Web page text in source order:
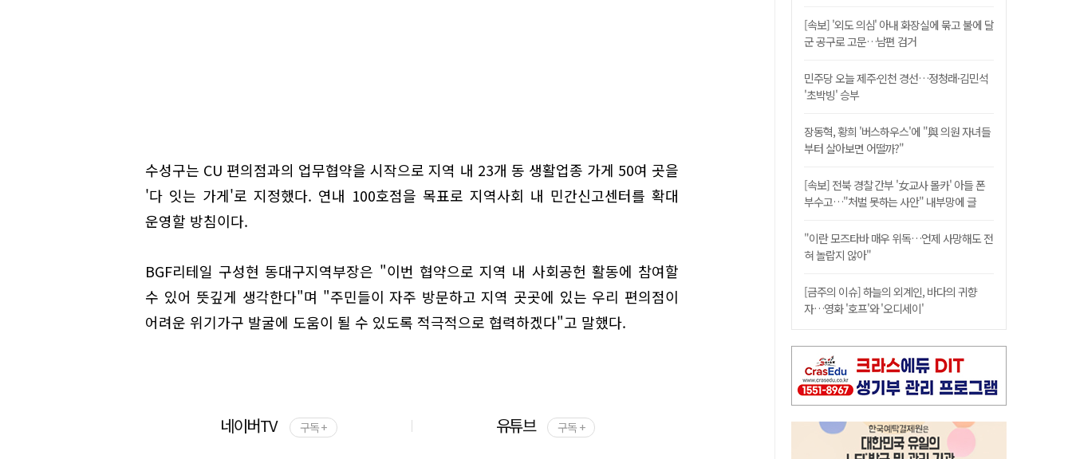
수성구는 CU 편의점과의 업무협약을 시작으로 지역 내 23개 동 생활업종 가게 50여 곳을
'다 잇는 가게'로 지정했다. 연내 100호점을 목표로 지역사회 내 민간신고센터를 확대
운영할 방침이다.
BGF리테일 구성현 동대구지역부장은 "이번 협약으로 지역 내 사회공헌 활동에 참여할
수 있어 뜻깊게 생각한다"며 "주민들이 자주 방문하고 지역 곳곳에 있는 우리 편의점이
어려운 위기가구 발굴에 도움이 될 수 있도록 적극적으로 협력하겠다"고 말했다.
네이버TV 구독 + 유튜브 구독 +
[속보] '외도 의심' 아내 화장실에 묶고 불에 달
군 공구로 고문…남편 검거
민주당 오늘 제주·인천 경선…정청래·김민석
'초박빙' 승부
장동혁, 황희 '버스하우스'에 "與 의원 자녀들
부터 살아보면 어떨까?"
[속보] 전북 경찰 간부 '女교사 몰카' 아들 폰
부수고…"처벌 못하는 사안" 내부망에 글
"이란 모즈타바 매우 위독…언제 사망해도 전
혀 놀랍지 않아"
[금주의 이슈] 하늘의 외계인, 바다의 귀향
자…영화 '호프'와 '오디세이'